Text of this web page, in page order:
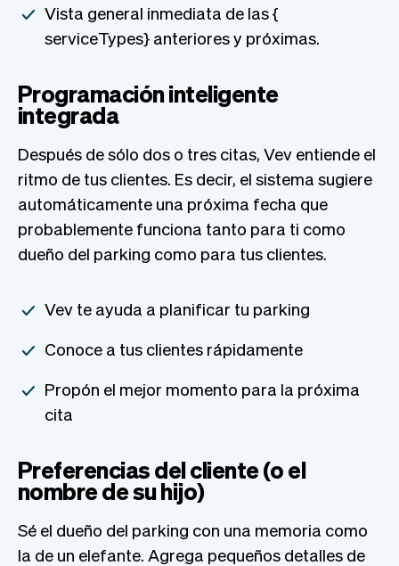
Vista general inmediata de las {
serviceTypes} anteriores y próximas.
Programación inteligente
integrada
Después de sólo dos o tres citas, Vev entiende el
ritmo de tus clientes. Es decir, el sistema sugiere
automáticamente una próxima fecha que
probablemente funciona tanto para ti como
dueño del parking como para tus clientes.
Vev te ayuda a planificar tu parking
Conoce a tus clientes rápidamente
Propón el mejor momento para la próxima
cita
Preferencias del cliente (o el
nombre de su hijo)
Sé el dueño del parking con una memoria como
la de un elefante. Agrega pequeños detalles de